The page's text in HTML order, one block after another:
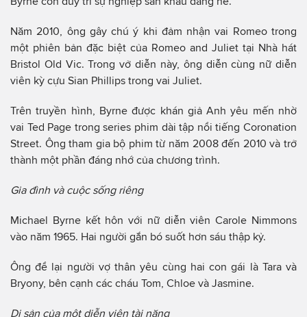
Năm 2010, ông gây chú ý khi đảm nhận vai Romeo trong
một phiên bản đặc biệt của Romeo and Juliet tại Nhà hát
Bristol Old Vic. Trong vở diễn này, ông diễn cùng nữ diễn
viên kỳ cựu Sian Phillips trong vai Juliet.
Trên truyền hình, Byrne được khán giả Anh yêu mến nhờ
vai Ted Page trong series phim dài tập nổi tiếng Coronation
Street. Ông tham gia bộ phim từ năm 2008 đến 2010 và trở
thành một phần đáng nhớ của chương trình.
Gia đình và cuộc sống riêng
Michael Byrne kết hôn với nữ diễn viên Carole Nimmons
vào năm 1965. Hai người gắn bó suốt hơn sáu thập kỷ.
Ông để lại người vợ thân yêu cùng hai con gái là Tara và
Bryony, bên cạnh các cháu Tom, Chloe và Jasmine.
Di sản của một diễn viên tài năng